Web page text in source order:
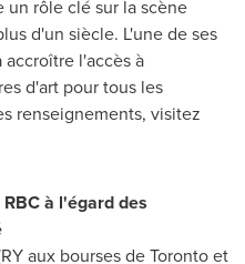
un rôle clé sur la scène
d'un siècle. L'une de ses
l'accès à
d'art pour tous les
renseignements, visitez
à l'égard des
aux bourses deTorontoet